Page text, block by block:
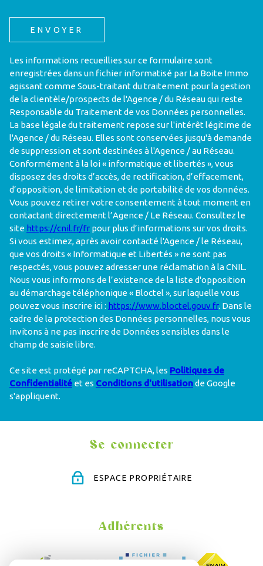
ENVOYER
Les informations recueillies sur ce formulaire sont
enregistrées dans un fichier informatisé par La Boite Immo
agissant comme Sous-traitant du traitement pour la gestion
de la clientèle/prospects de l'Agence / du Réseau qui reste
Responsable du Traitement de vos Données personnelles.
La base légale du traitement repose sur l'intérêt légitime de
l'Agence / du Réseau. Elles sont conservées jusqu'à demande
de suppression et sont destinées à l'Agence / au Réseau.
Conformément à la loi « informatique et libertés », vous
disposez des droits d’accès, de rectification, d’effacement,
d’opposition, de limitation et de portabilité de vos données.
Vous pouvez retirer votre consentement à tout moment en
contactant directement l’Agence / Le Réseau. Consultez le
site https://cnil.fr/fr pour plus d’informations sur vos droits.
Si vous estimez, après avoir contacté l'Agence / le Réseau,
que vos droits « Informatique et Libertés » ne sont pas
respectés, vous pouvez adresser une réclamation à la CNIL.
Nous vous informons de l’existence de la liste d'opposition
au démarchage téléphonique « Bloctel », sur laquelle vous
pouvez vous inscrire ici : https://www.bloctel.gouv.fr. Dans le
cadre de la protection des Données personnelles, nous vous
invitons à ne pas inscrire de Données sensibles dans le
champ de saisie libre.
Ce site est protégé par reCAPTCHA, les Politiques de
Confidentialité et es Conditions d'utilisationde Google
s'appliquent.
Se connecter
ESPACE PROPRIÉTAIRE
Adhérents